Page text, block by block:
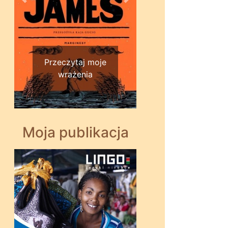
Przeczytaj moje
wrażenia
Wstecz Dalej
Moja publikacja